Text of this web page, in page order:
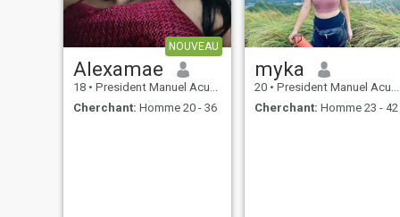
NOUVEAU
Alexamae
18 • President Manuel Acuña Roxas, Zamboanga del Norte, Philippin...
Cherchant: Homme 20 - 36
myka
20 • President Manuel Acuña Roxas, Zamboanga del Norte, Philippin...
Cherchant: Homme 23 - 42